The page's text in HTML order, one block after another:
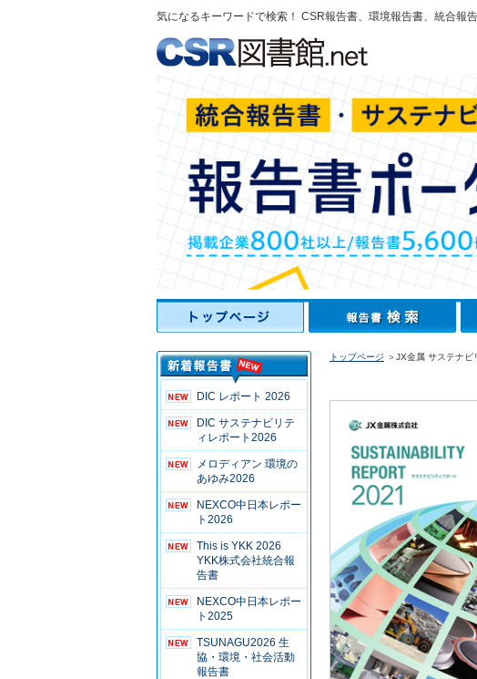
気になるキーワードで検索！ CSR報告書、環境報告書、統合報
DIC レポート 2026
DIC サステナビリテ
ィレポート2026
メロディアン 環境の
あゆみ2026
NEXCO中日本レポー
ト2026
This is YKK 2026
YKK株式会社統合報
告書
NEXCO中日本レポー
ト2025
TSUNAGU2026 生
協・環境・社会活動
報告書
トップページ ＞JX金属 サステナ